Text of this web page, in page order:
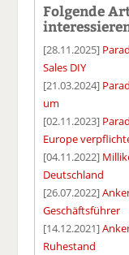
Folgende
[28.11.2025]
Sales DIY
[21.03.2024]
um
[02.11.2023]
Europe
[04.11.2022]
Deutschland
[26.07.2022]
Geschäftsführer
[14.12.2021]
Ruhestand